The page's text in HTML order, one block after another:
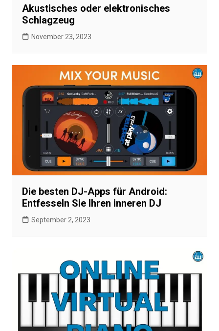
Akustisches oder elektronisches
Schlagzeug
November 23, 2023
Die besten DJ-Apps für Android:
Entfesseln Sie Ihren inneren DJ
September 2, 2023